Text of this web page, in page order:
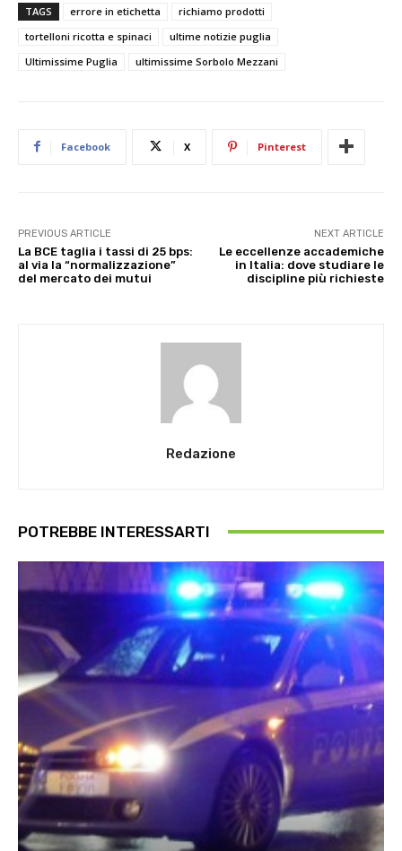
TAGS errore in etichetta
richiamo prodotti
tortelloni ricotta e spinaci
ultime notizie puglia
Ultimissime Puglia
ultimissime Sorbolo Mezzani
Facebook X Pinterest
PREVIOUS ARTICLE
La BCE taglia i tassi di 25 bps:
al via la “normalizzazione”
del mercato dei mutui
NEXT ARTICLE
Le eccellenze accademiche
in Italia: dove studiare le
discipline più richieste
Redazione
POTREBBE INTERESSARTI